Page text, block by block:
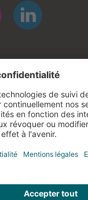
Protection des
Mentions légales